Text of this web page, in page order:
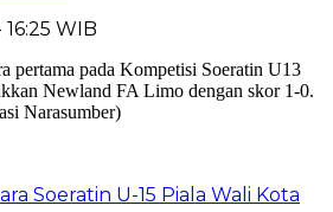
WIB
Soeratin U-15 Piala Wali Kota